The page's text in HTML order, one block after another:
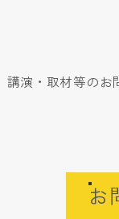
講演・取材等のお
お